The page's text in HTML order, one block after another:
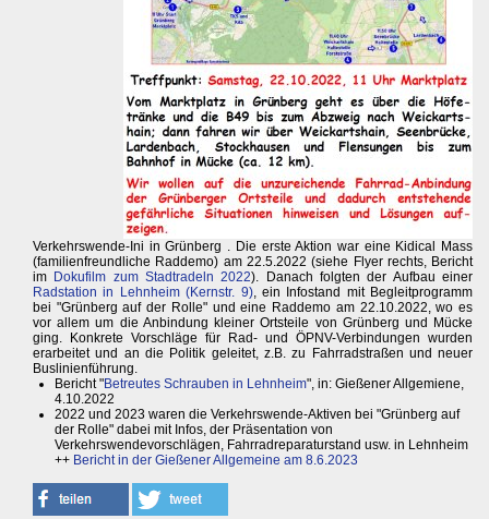
Verkehrswende-Ini in Grünberg . Die erste Aktion war eine Kidical Mass
(familienfreundliche Raddemo) am 22.5.2022 (siehe Flyer rechts, Bericht
im Dokufilm zum Stadtradeln 2022). Danach folgten der Aufbau einer
Radstation in Lehnheim (Kernstr. 9), ein Infostand mit Begleitprogramm
bei "Grünberg auf der Rolle" und eine Raddemo am 22.10.2022, wo es
vor allem um die Anbindung kleiner Ortsteile von Grünberg und Mücke
ging. Konkrete Vorschläge für Rad- und ÖPNV-Verbindungen wurden
erarbeitet und an die Politik geleitet, z.B. zu Fahrradstraßen und neuer
Buslinienführung.
Bericht "Betreutes Schrauben in Lehnheim", in: Gießener Allgemiene,
4.10.2022
2022 und 2023 waren die Verkehrswende-Aktiven bei "Grünberg auf
der Rolle" dabei mit Infos, der Präsentation von
Verkehrswendevorschlägen, Fahrradreparaturstand usw. in Lehnheim
++ Bericht in der Gießener Allgemeine am 8.6.2023